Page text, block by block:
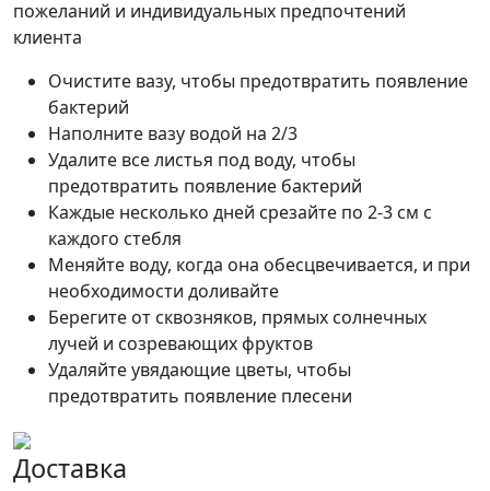
пожеланий и индивидуальных предпочтений
клиента
Очистите вазу, чтобы предотвратить появление
бактерий
Наполните вазу водой на 2/3
Удалите все листья под воду, чтобы
предотвратить появление бактерий
Каждые несколько дней срезайте по 2-3 см с
каждого стебля
Меняйте воду, когда она обесцвечивается, и при
необходимости доливайте
Берегите от сквозняков, прямых солнечных
лучей и созревающих фруктов
Удаляйте увядающие цветы, чтобы
предотвратить появление плесени
Доставка